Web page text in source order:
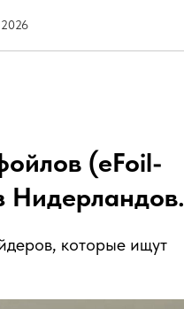
(eFoil-
Нидерландов.
которые ищут